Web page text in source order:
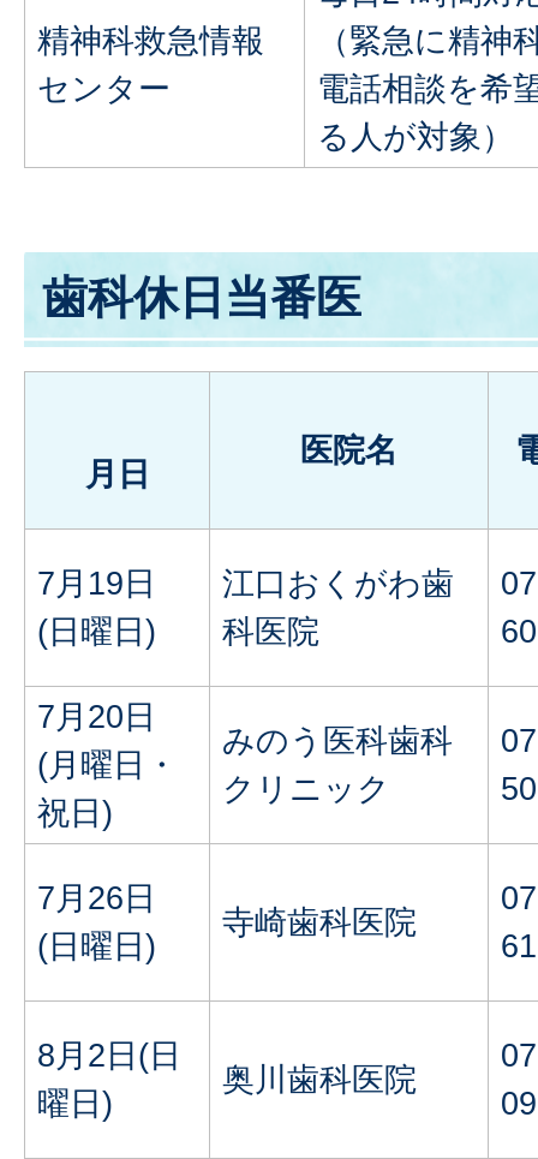
精神科救急情報
センター
（緊急に精神
電話相談を希
る人が対象）
歯科休日当番医
月日
医院名
7月19日
(日曜日)
江口おくがわ歯
科医院
7月20日
(月曜日・
祝日)
みのう医科歯科
クリニック
7月26日
(日曜日)
寺崎歯科医院
8月2日(日
曜日)
奥川歯科医院